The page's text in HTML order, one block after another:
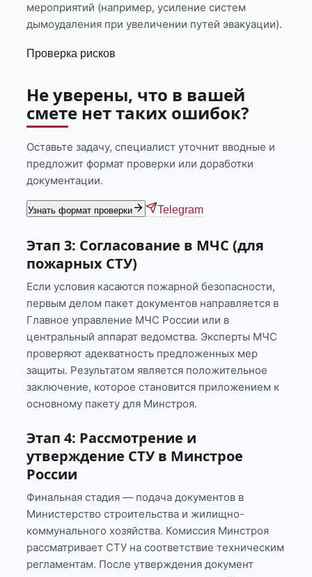
мероприятий (например, усиление систем
дымоудаления при увеличении путей эвакуации).
Проверка рисков
Не уверены, что в вашей
смете нет таких ошибок?
Оставьте задачу, специалист уточнит вводные и
предложит формат проверки или доработки
документации.
Узнать формат проверки Telegram
Этап 3: Согласование в МЧС (для
пожарных СТУ)
Если условия касаются пожарной безопасности,
первым делом пакет документов направляется в
Главное управление МЧС России или в
центральный аппарат ведомства. Эксперты МЧС
проверяют адекватность предложенных мер
защиты. Результатом является положительное
заключение, которое становится приложением к
основному пакету для Минстроя.
Этап 4: Рассмотрение и
утверждение СТУ в Минстрое
России
Финальная стадия — подача документов в
Министерство строительства и жилищно-
коммунального хозяйства. Комиссия Минстроя
рассматривает СТУ на соответствие техническим
регламентам. После утверждения документ